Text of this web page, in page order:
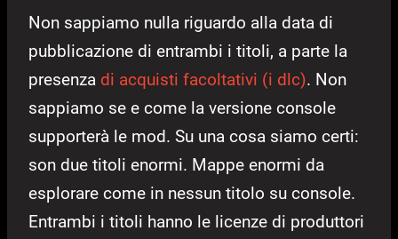
Non sappiamo nulla riguardo alla data di
pubblicazione di entrambi i titoli, a parte la
presenza di acquisti facoltativi (i dlc). Non
sappiamo se e come la versione console
supporterà le mod. Su una cosa siamo certi:
son due titoli enormi. Mappe enormi da
esplorare come in nessun titolo su console.
Entrambi i titoli hanno le licenze di produttori